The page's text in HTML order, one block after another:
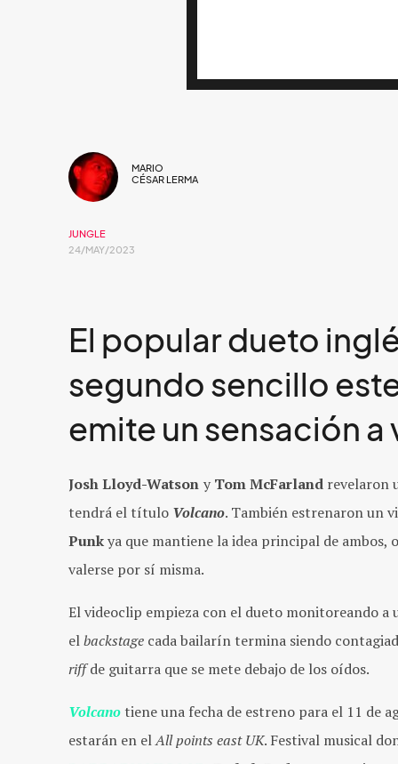
MARIO
CÉSAR LERMA
JUNGLE
24/MAY/2023
El popular dueto
segundo sencillo
emite un sensación
Josh Lloyd-Watson y Tom McFarland revelaron
tendrá el título Volcano. También estrenaron un
Punkya que mantiene la idea principal de ambos,
valerse por sí misma.
El videoclip empieza con el dueto monitoreando a
elbackstage cada bailarín termina siendo
riffde guitarra que se mete debajo de los oídos.
Volcano tiene una fecha de estreno para el 11 de
estarán en elAll points east UK. Festival musical